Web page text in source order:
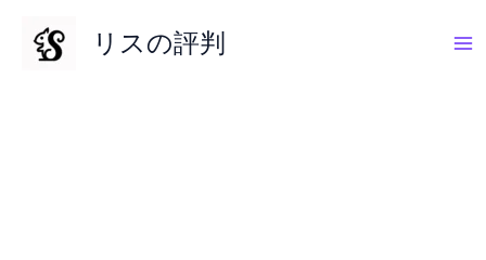
リスの評判